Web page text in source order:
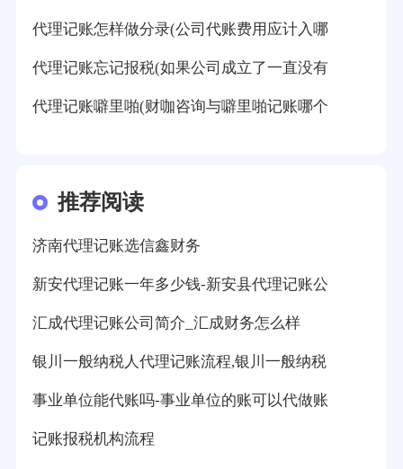
代理记账怎样做分录(公司代账费用应计入哪
代理记账忘记报税(如果公司成立了一直没有
代理记账噼里啪(财咖咨询与噼里啪记账哪个
推荐阅读
济南代理记账选信鑫财务
新安代理记账一年多少钱-新安县代理记账公
汇成代理记账公司简介_汇成财务怎么样
银川一般纳税人代理记账流程,银川一般纳税
事业单位能代账吗-事业单位的账可以代做账
记账报税机构流程